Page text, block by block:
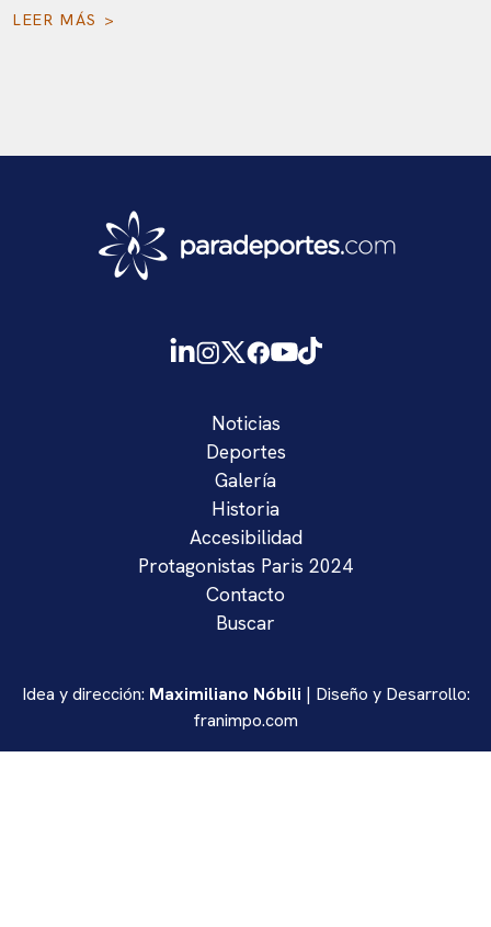
LEER MÁS >
Noticias
Deportes
Galería
Historia
Accesibilidad
Protagonistas Paris 2024
Contacto
Buscar
Idea y dirección: Maximiliano Nóbili | Diseño y Desarrollo:
franimpo.com